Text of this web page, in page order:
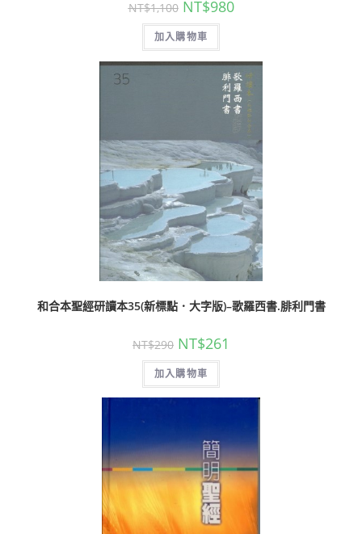
NT$1,100 NT$980
加入購物車
和合本聖經研讀本35(新標點．大字版)–歌羅西書.腓利門書
NT$290 NT$261
加入購物車